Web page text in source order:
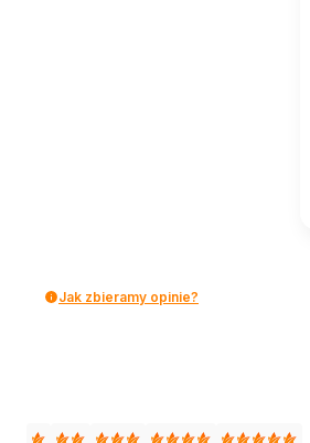
Jak zbieramy opinie?